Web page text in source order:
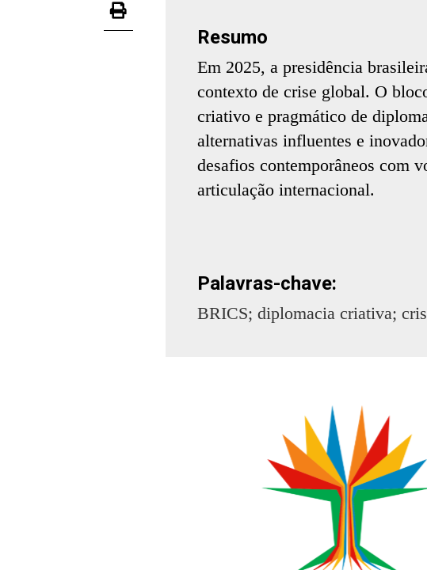
Resumo
Em 2025, a presidência
contexto de crise global. O
criativo e pragmático de
alternativas influentes e
desafios contemporâneos com
articulação internacional.
Palavras-chave:
BRICS; diplomacia criativa;